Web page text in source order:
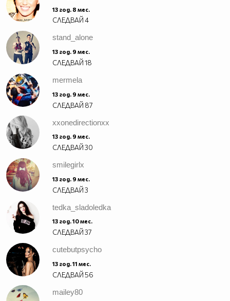
13 год. 8 мес.
СЛЕДВАЙ4
stand_alone
13 год. 9 мес.
СЛЕДВАЙ18
mermela
13 год. 9 мес.
СЛЕДВАЙ 87
xxonedirectionxx
13 год. 9 мес.
СЛЕДВАЙ30
smilegirlx
13 год. 9 мес.
СЛЕДВАЙ3
tedka_sladoledka
13 год. 10 мес.
СЛЕДВАЙ37
cutebutpsycho
13 год. 11 мес.
СЛЕДВАЙ56
mailey80